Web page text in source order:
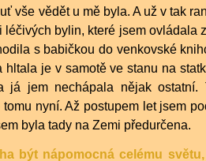
vše vědět u mě byla. A už v tak
léčivých bylin, které jsem ovládala
s babičkou do venkovské
hltala je v samotě ve stanu na
já jem nechápala nějak ostatní.
nyní. Až postupem let jsem
byla tady na Zemi předurčena.
být nápomocná celému